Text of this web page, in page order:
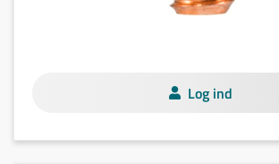
Log ind